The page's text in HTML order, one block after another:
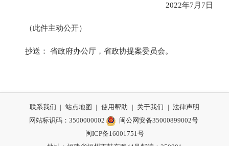
2022年7月7日
（此件主动公开）
抄送： 省政府办公厅，省政协提案委员会。
联系我们 | 站点地图 | 使用帮助 | 关于我们 | 法律声明
网站标识码：3500000002
闽公网安备35000899002号
闽ICP备16001751号